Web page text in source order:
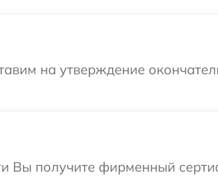
на утверждение
Вы получите фирменный